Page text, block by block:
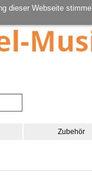
dieser Webseite
Zubehör